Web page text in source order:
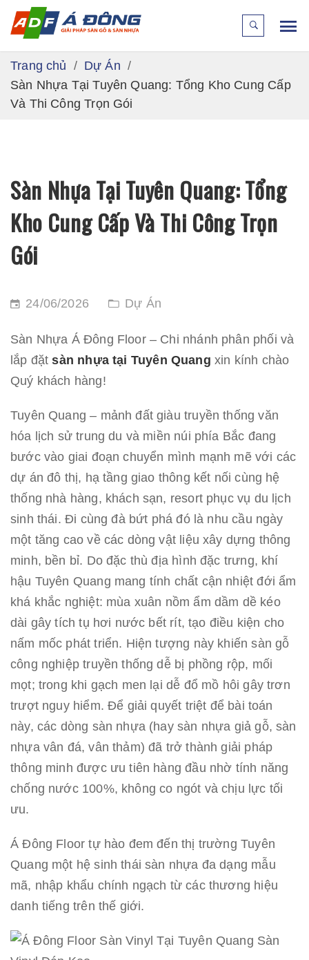
Trang chủ
Dự Án
Sàn Nhựa Tại Tuyên Quang: Tổng Kho Cung Cấp
Và Thi Công Trọn Gói
Sàn Nhựa Tại Tuyên Quang: Tổng
Kho Cung Cấp Và Thi Công Trọn
Gói
24/06/2026 Dự Án
Sàn Nhựa Á Đông Floor – Chi nhánh phân phối và
lắp đặtsàn nhựa tại Tuyên Quang xin kính chào
Quý khách hàng!
Tuyên Quang – mảnh đất giàu truyền thống văn
hóa lịch sử trung du và miền núi phía Bắc đang
bước vào giai đoạn chuyển mình mạnh mẽ với các
dự án đô thị, hạ tầng giao thông kết nối cùng hệ
thống nhà hàng, khách sạn, resort phục vụ du lịch
sinh thái. Đi cùng đà bứt phá đó là nhu cầu ngày
một tăng cao về các dòng vật liệu xây dựng thông
minh, bền bỉ. Do đặc thù địa hình đặc trưng, khí
hậu Tuyên Quang mang tính chất cận nhiệt đới ẩm
khá khắc nghiệt: mùa xuân nồm ẩm dầm dề kéo
dài gây tích tụ hơi nước bết rít, tạo điều kiện cho
nấm mốc phát triển. Hiện tượng này khiến sàn gỗ
công nghiệp truyền thống dễ bị phồng rộp, mối
mọt; trong khi gạch men lại dễ đổ mồ hôi gây trơn
trượt nguy hiểm. Để giải quyết triệt để bài toán
này, các dòng sàn nhựa (hay sàn nhựa giả gỗ, sàn
nhựa vân đá, vân thảm) đã trở thành giải pháp
thông minh được ưu tiên hàng đầu nhờ tính năng
chống nước 100%, không co ngót và chịu lực tối
ưu.
Á Đông Floor tự hào đem đến thị trường Tuyên
Quang một hệ sinh thái sàn nhựa đa dạng mẫu
mã, nhập khẩu chính ngạch từ các thương hiệu
danh tiếng trên thế giới.